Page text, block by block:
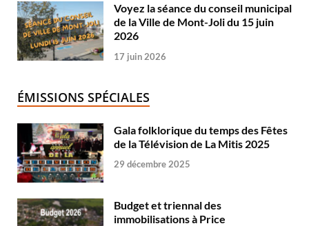
Voyez la séance du conseil municipal
de la Ville de Mont-Joli du 15 juin
2026
17 juin 2026
ÉMISSIONS SPÉCIALES
Gala folklorique du temps des Fêtes
de la Télévision de La Mitis 2025
29 décembre 2025
Budget et triennal des
immobilisations à Price